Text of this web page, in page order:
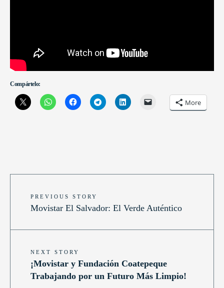
Compártelo:
More
PREVIOUS STORY
Movistar El Salvador: El Verde Auténtico
NEXT STORY
¡Movistar y Fundación Coatepeque
Trabajando por un Futuro Más Limpio!